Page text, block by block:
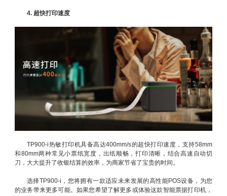
4. 超快打印速度
TP900-i热敏打印机具备高达400mm/s的超快打印速度，支持58mm
和80mm两种常见小票纸宽度，出纸顺畅，打印清晰，结合高速自动切
刀，大大提升了收银结算的效率，为商家节省了宝贵的时间。
选择TP900-i，您将拥有一款适应未来发展的高性能POS设备，为您
的业务带来更多可能。如果您希望了解更多或体验这款智能票据打印机，